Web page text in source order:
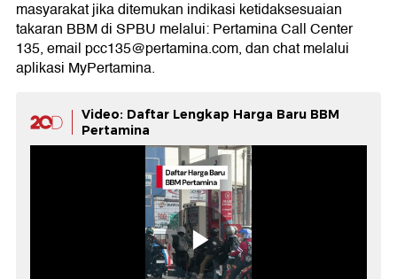
masyarakat jika ditemukan indikasi ketidaksesuaian
takaran BBM di SPBU melalui: Pertamina Call Center
135, email pcc135@pertamina.com, dan chat melalui
aplikasi MyPertamina.
Video: Daftar Lengkap Harga Baru BBM
Pertamina